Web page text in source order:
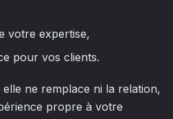
votre expertise,
pour vos clients.
elle ne remplace ni la relation,
propre à votre